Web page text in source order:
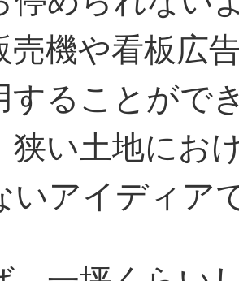
売機や看板広
することがで
狭い土地にお
いアイディア